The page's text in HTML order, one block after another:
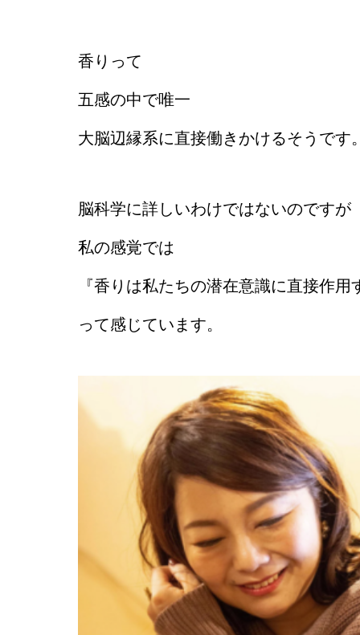
香りって
五感の中で唯一
大脳辺縁系に直接働きかけるそうです
脳科学に詳しいわけではないのですが
私の感覚では
『香りは私たちの潜在意識に直接作用
って感じています。